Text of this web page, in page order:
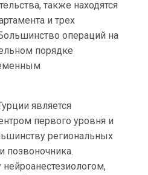
также находятся
и трех
операций на
порядке
является
первого уровня и
региональных
позвоночника.